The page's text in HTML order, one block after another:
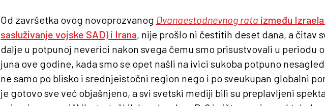
Od završetka ovog novoprozvanog Dvanaestodnevnog rata između
sasluživanje vojske SAD) i Irana, nije prošlo ni čestitih deset dana, a čitav
dalje u potpunoj neverici nakon svega čemu smo prisustvovali u periodu
juna ove godine, kada smo se opet našli na ivici sukoba potpuno
ne samo po blisko i srednjeistočni region nego i po sveukupan globalni
je gotovo sve već objašnjeno, a svi svetski mediji bili su preplavljeni